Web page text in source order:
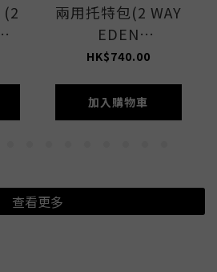
(2
兩用托特包(2 WAY
EDEN
GREEN/STONE)
HK$740.00
加入購物車
查看更多